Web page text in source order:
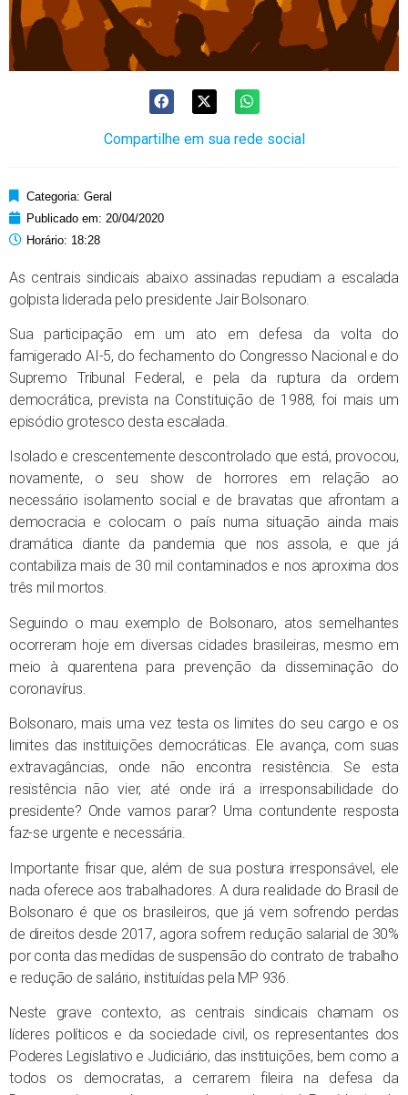
Compartilhe em sua rede social
Categoria: Geral
Publicado em: 20/04/2020
Horário: 18:28
As centrais sindicais abaixo assinadas repudiam a escalada
golpista liderada pelo presidente Jair Bolsonaro.
Sua participação em um ato em defesa da volta do
famigerado AI-5, do fechamento do Congresso Nacional e do
Supremo Tribunal Federal, e pela da ruptura da ordem
democrática, prevista na Constituição de 1988, foi mais um
episódio grotesco desta escalada.
Isolado e crescentemente descontrolado que está, provocou,
novamente, o seu show de horrores em relação ao
necessário isolamento social e de bravatas que afrontam a
democracia e colocam o país numa situação ainda mais
dramática diante da pandemia que nos assola, e que já
contabiliza mais de 30 mil contaminados e nos aproxima dos
três mil mortos.
Seguindo o mau exemplo de Bolsonaro, atos semelhantes
ocorreram hoje em diversas cidades brasileiras, mesmo em
meio à quarentena para prevenção da disseminação do
coronavírus.
Bolsonaro, mais uma vez testa os limites do seu cargo e os
limites das instituições democráticas. Ele avança, com suas
extravagâncias, onde não encontra resistência. Se esta
resistência não vier, até onde irá a irresponsabilidade do
presidente? Onde vamos parar? Uma contundente resposta
faz-se urgente e necessária.
Importante frisar que, além de sua postura irresponsável, ele
nada oferece aos trabalhadores. A dura realidade do Brasil de
Bolsonaro é que os brasileiros, que já vem sofrendo perdas
de direitos desde 2017, agora sofrem redução salarial de 30%
por conta das medidas de suspensão do contrato de trabalho
e redução de salário, instituídas pela MP 936.
Neste grave contexto, as centrais sindicais chamam os
líderes políticos e da sociedade civil, os representantes dos
Poderes Legislativo e Judiciário, das instituições, bem como a
todos os democratas, a cerrarem fileira na defesa da